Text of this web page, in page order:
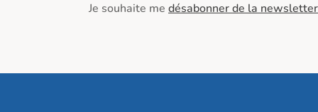
Je souhaite me désabonner de la newsletter